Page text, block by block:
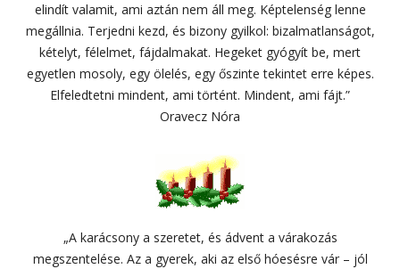
elindít valamit, ami aztán nem áll meg. Képtelenség lenne
megállnia. Terjedni kezd, és bizony gyilkol: bizalmatlanságot,
kételyt, félelmet, fájdalmakat. Hegeket gyógyít be, mert
egyetlen mosoly, egy ölelés, egy őszinte tekintet erre képes.
Elfeledtetni mindent, ami történt. Mindent, ami fájt.”
Oravecz Nóra
„A karácsony a szeretet, és ádvent a várakozás
megszentelése. Az a gyerek, aki az első hóesésre vár – jól